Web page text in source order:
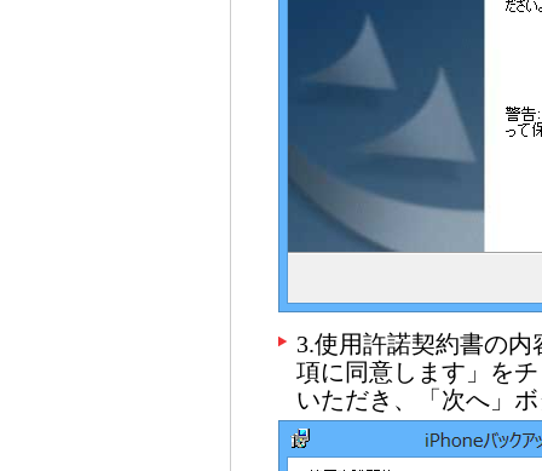
3.使用許諾契約書の
項に同意します」を
いただき、「次へ」